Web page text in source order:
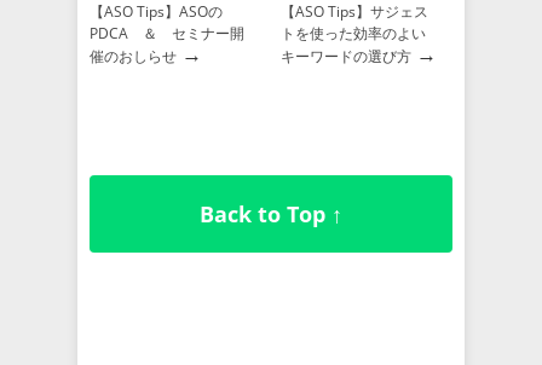
【ASO Tips】ASOの
PDCA ＆ セミナー開
催のおしらせ →
【ASO Tips】サジェス
トを使った効率のよい
キーワードの選び方 →
Back to Top ↑